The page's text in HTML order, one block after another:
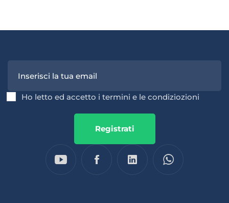
Ho letto ed accetto i termini e le condiziozioni
Registrati